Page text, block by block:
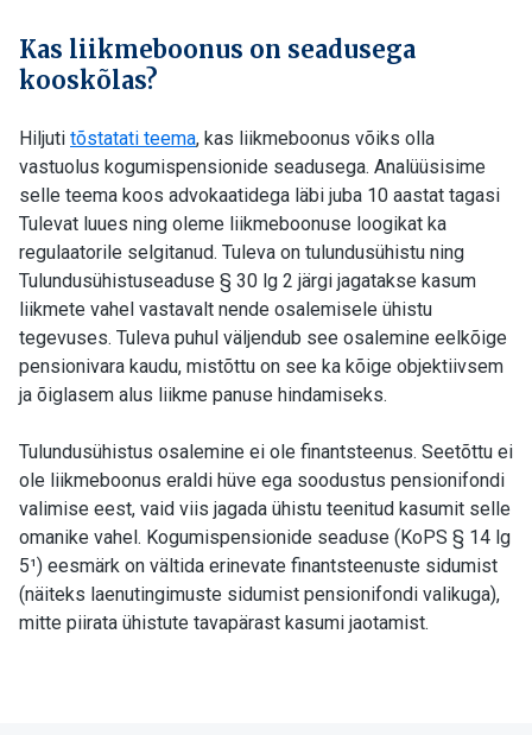
Kas liikmeboonus on seadusega
kooskõlas?
Hiljuti tõstatati teema, kas liikmeboonus võiks olla
vastuolus kogumispensionide seadusega. Analüüsisime
selle teema koos advokaatidega läbi juba 10 aastat tagasi
Tulevat luues ning oleme liikmeboonuse loogikat ka
regulaatorile selgitanud. Tuleva on tulundusühistu ning
Tulundusühistuseaduse § 30 lg 2 järgi jagatakse kasum
liikmete vahel vastavalt nende osalemisele ühistu
tegevuses. Tuleva puhul väljendub see osalemine eelkõige
pensionivara kaudu, mistõttu on see ka kõige objektiivsem
ja õiglasem alus liikme panuse hindamiseks.
Tulundusühistus osalemine ei ole finantsteenus. Seetõttu ei
ole liikmeboonus eraldi hüve ega soodustus pensionifondi
valimise eest, vaid viis jagada ühistu teenitud kasumit selle
omanike vahel. Kogumispensionide seaduse (KoPS § 14 lg
5¹) eesmärk on vältida erinevate finantsteenuste sidumist
(näiteks laenutingimuste sidumist pensionifondi valikuga),
mitte piirata ühistute tavapärast kasumi jaotamist.